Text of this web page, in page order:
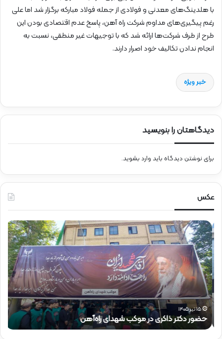
با هلدینگ‌های معدنی و فولادی از جمله فولاد مبارکه برگزار شد اما علی
رغم پیگیری‌های مداوم شرکت راه آهن، پاسخ عدم اقتصادی بودن این
طرح از طرف شرکت‌ها ارائه شد که با توجیهات غیر منطقی، نسبت به
انجام ندادن تکالیف خود اصرار دارند.
خبر ویژه
دیدگاهتان را بنویسید
برای نوشتن دیدگاه باید وارد بشوید.
عکس
ح
ض
و
ر
د
ک
ت
ر
ذ
ک
۱۵ تیر ۱۴۰۵
حضور دکتر ذاکری در موکب شهدای راه‌آهن